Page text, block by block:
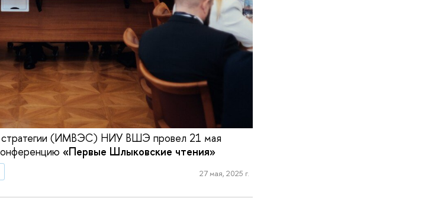
стратегии (ИМВЭС) НИУ ВШЭ провел 21 мая
«Первые Шлыковские чтения»
27 мая, 2025 г.